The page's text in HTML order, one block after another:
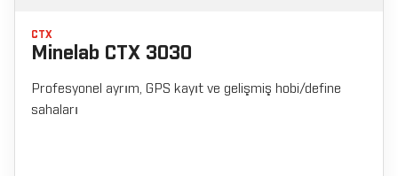
CTX
Minelab CTX 3030
Profesyonel ayrım, GPS kayıt ve gelişmiş hobi/define
sahaları